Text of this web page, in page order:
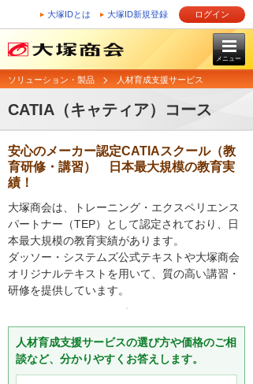
大塚IDとは 大塚ID新規登録 ログイン
メニュー
ソリューション・製品 人材育成支援サービス
CATIA（キャティア）コース
安心のメーカー認定CATIAスクール（教
育研修・講習） 日本最大規模の教育実
績！
大塚商会は、トレーニング・エクスペリエンス
パートナー（TEP）として認定されており、日
本最大規模の教育実績があります。
ダッソー・システムズ公式テキストや大塚商会
オリジナルテキストを用いて、質の高い講習・
研修を提供しています。
人材育成支援サービスの選び方や価格のご相
談など、分かりやすくお答えします。